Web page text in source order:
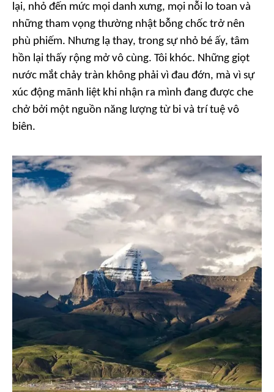
lại, nhỏ đến mức mọi danh xưng, mọi nỗi lo toan và
những tham vọng thường nhật bỗng chốc trở nên
phù phiếm. Nhưng lạ thay, trong sự nhỏ bé ấy, tâm
hồn lại thấy rộng mở vô cùng. Tôi khóc. Những giọt
nước mắt chảy tràn không phải vì đau đớn, mà vì sự
xúc động mãnh liệt khi nhận ra mình đang được che
chở bởi một nguồn năng lượng từ bi và trí tuệ vô
biên.